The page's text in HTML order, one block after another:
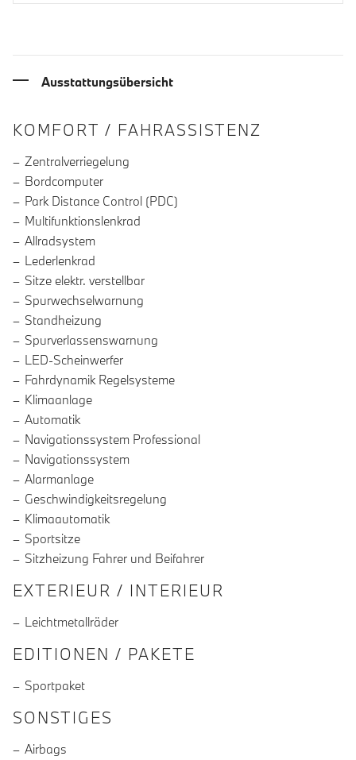
Ausstattungsübersicht
INFORMATIONEN ÜBER DIE
KOMFORT / FAHRASSISTENZ
Zentralverriegelung
Bordcomputer
Park Distance Control (PDC)
Multifunktionslenkrad
Allradsystem
Lederlenkrad
Sitze elektr. verstellbar
Spurwechselwarnung
Standheizung
Spurverlassenswarnung
LED-Scheinwerfer
Fahrdynamik Regelsysteme
Klimaanlage
Automatik
Navigationssystem Professional
Navigationssystem
Alarmanlage
Geschwindigkeitsregelung
Klimaautomatik
Sportsitze
Sitzheizung Fahrer und Beifahrer
EXTERIEUR / INTERIEUR
Leichtmetallräder
EDITIONEN / PAKETE
Sportpaket
SONSTIGES
Airbags